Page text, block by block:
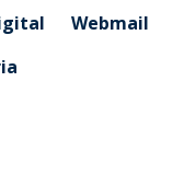
Webmail